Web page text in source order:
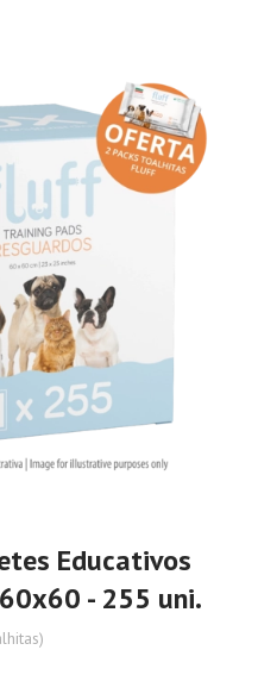
Educativos
- 255 uni.